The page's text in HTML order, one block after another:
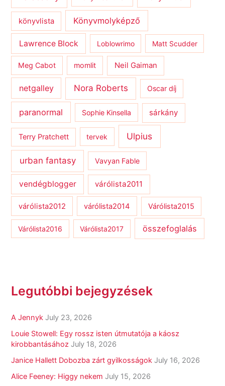
könyvlista Könyvmolyképző
Lawrence Block Loblowrimo Matt Scudder
Meg Cabot momlit Neil Gaiman
netgalley Nora Roberts Oscar díj
paranormal Sophie Kinsella sárkány
Terry Pratchett tervek Ulpius
urban fantasy Vavyan Fable
vendégblogger várólista2011
várólista2012 várólista2014 Várólista2015
Várólista2016 Várólista2017 összefoglalás
Legutóbbi bejegyzések
A Jennyk July 23, 2026
Louie Stowell: Egy ​rossz isten útmutatója a káosz
kirobbantásához July 18, 2026
Janice Hallett Dobozba zárt gyilkosságok July 16, 2026
Alice Feeney: Higgy nekem July 15, 2026